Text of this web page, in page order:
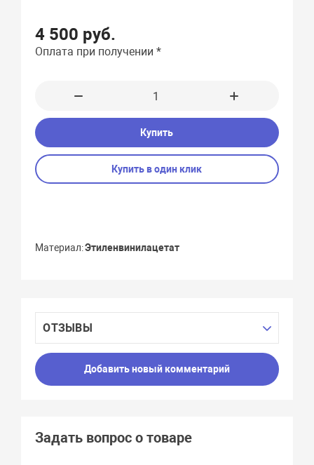
4 500 руб.
Оплата при получении *
Купить
Купить в один клик
Материал Этиленвинилацетат
ОТЗЫВЫ
Добавить новый комментарий
Задать вопрос о товаре